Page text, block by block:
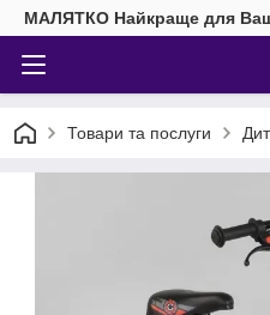
МАЛЯТКО Найкраще для
Товари та послуги